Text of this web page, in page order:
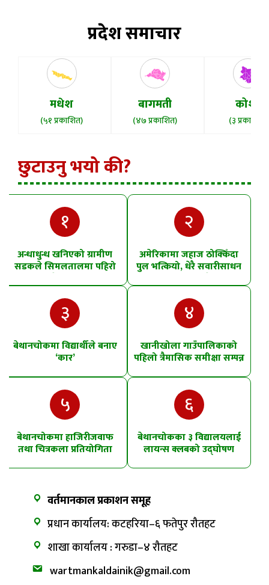
प्रदेश समाचार
मधेश
(५१ प्रकाशित)
बागमती
(४७ प्रकाशित)
कोशी
(३ प्रकाशित)
छुटाउनु भयो की?
१
अन्धाधुन्ध खनिएको ग्रामीण
सडकले सिमलतालमा पहिरो
२
अमेरिकामा जहाज ठोक्किँदा
पुल भत्कियो, धेरै सवारीसाधन
३
बेथानचोकमा विद्यार्थीले बनाए
‘कार’
४
खानीखोला गाउँपालिकाको
पहिलो त्रैमासिक समीक्षा सम्पन्न
५
बेथानचोकमा हाजिरीजवाफ
तथा चित्रकला प्रतियोगिता
६
बेथानचोकका ३ विद्यालयलाई
लायन्स क्लबको उद्घोषण
वर्तमानकाल प्रकाशन समूह
प्रधान कार्यालय: कटहरिया–६ फतेपुर रौतहट
शाखा कार्यालय : गरुडा–४ रौतहट
wartmankaldainik@gmail.com